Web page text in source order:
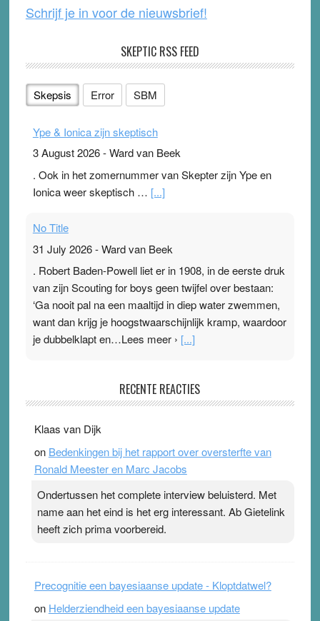
Schrijf je in voor de nieuwsbrief!
SKEPTIC RSS FEED
Skepsis Error SBM
Ype & Ionica zijn skeptisch
3 August 2026-Ward van Beek
. Ook in het zomernummer van Skepter zijn Ype en
Ionica weer skeptisch … [...]
No Title
31 July 2026-Ward van Beek
. Robert Baden-Powell liet er in 1908, in de eerste druk
van zijn Scouting for boys geen twijfel over bestaan:
‘Ga nooit pal na een maaltijd in diep water zwemmen,
want dan krijg je hoogstwaarschijnlijk kramp, waardoor
je dubbelklapt en…Lees meer › [...]
Ward van Beek
topsporters. Ze hopen ermee hun hartslag te verlagen
terwijl ze meer zuurstof opnemen. Daarop heeft zo’n
pleister geen effect. Maar het gevoel ‘makkelijker te
Pleisterplakkers in de topspsort ›[...]
RECENTE REACTIES
Klaas van Dijk
on Bedenkingen bij het rapport over oversterfte van
Ronald Meester en Marc Jacobs
Ondertussen het complete interview beluisterd. Met
name aan het eind is het erg interessant. Ab Gietelink
heeft zich prima voorbereid.
Precognitie een bayesiaanse update - Kloptdatwel?
on Helderziendheid een bayesiaanse update